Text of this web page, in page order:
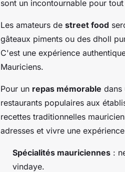
sont un incontournable pour
Les amateurs de street food
gâteaux piments ou des dholl
C'est une expérience
Mauriciens.
Pour un repas mémorable dans
restaurants populaires aux
recettes traditionnelles
adresses et vivre une
Spécialités mauriciennes :
vindaye.